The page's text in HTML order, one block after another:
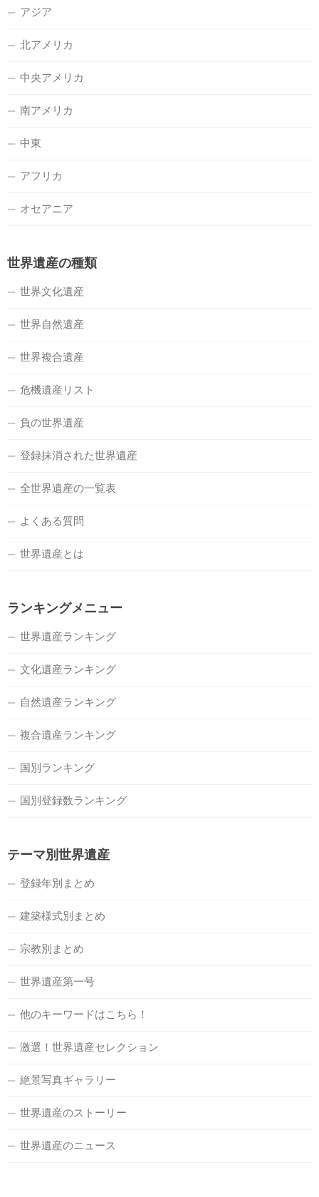
アジア
北アメリカ
中央アメリカ
南アメリカ
中東
アフリカ
オセアニア
世界遺産の種類
世界文化遺産
世界自然遺産
世界複合遺産
危機遺産リスト
負の世界遺産
登録抹消された世界遺産
全世界遺産の一覧表
よくある質問
世界遺産とは
ランキングメニュー
世界遺産ランキング
文化遺産ランキング
自然遺産ランキング
複合遺産ランキング
国別ランキング
国別登録数ランキング
テーマ別世界遺産
登録年別まとめ
建築様式別まとめ
宗教別まとめ
世界遺産第一号
他のキーワードはこちら！
激選！世界遺産セレクション
絶景写真ギャラリー
世界遺産のストーリー
世界遺産のニュース